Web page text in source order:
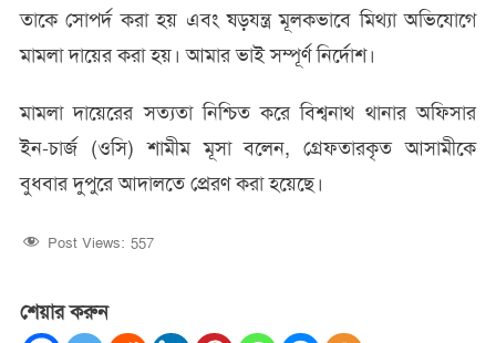
তাকে সোপর্দ করা হয় এবং ষড়যন্ত্র মূলকভাবে মিথ্যা অভিযোগে
মামলা দায়ের করা হয়। আমার ভাই সম্পূর্ণ নির্দোশ।
মামলা দায়েরের সত্যতা নিশ্চিত করে বিশ্বনাথ থানার অফিসার
ইন-চার্জ (ওসি) শামীম মূসা বলেন, গ্রেফতারকৃত আসামীকে
বুধবার দুপুরে আদালতে প্রেরণ করা হয়েছে।
Post Views: 557
শেয়ার করুন